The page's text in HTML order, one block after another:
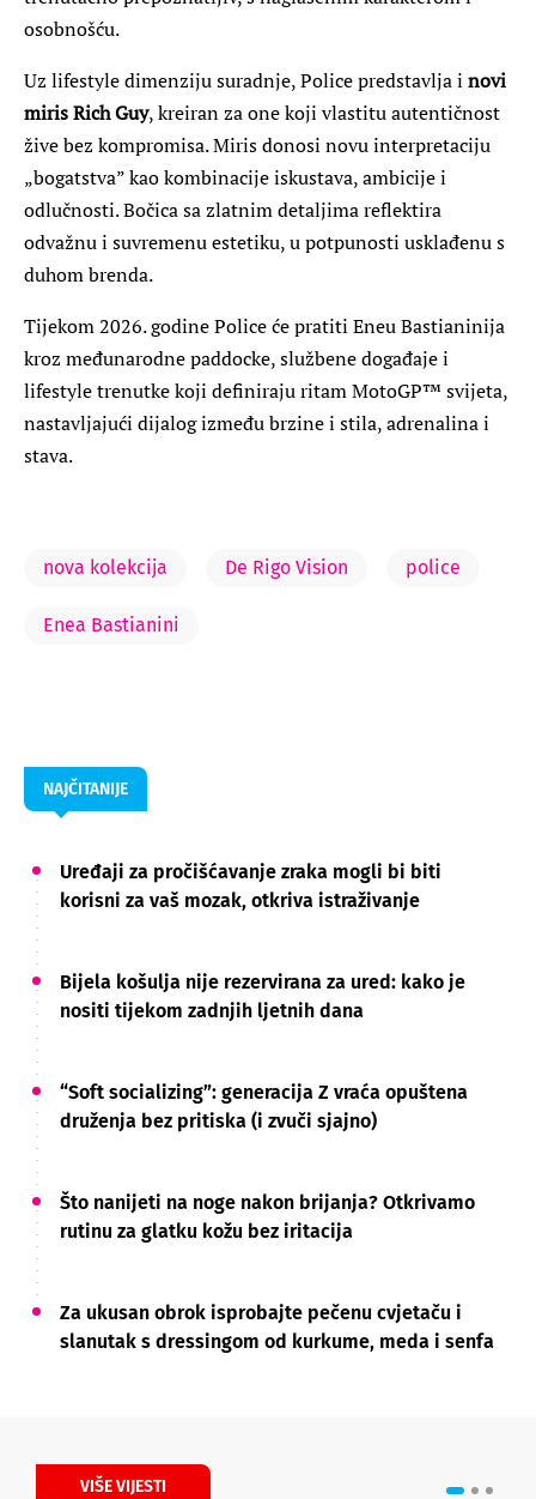
osobnošću.
Uz lifestyle dimenziju suradnje, Police predstavlja i novi
miris Rich Guy, kreiran za one koji vlastitu autentičnost
žive bez kompromisa. Miris donosi novu interpretaciju
„bogatstva” kao kombinacije iskustava, ambicije i
odlučnosti. Bočica sa zlatnim detaljima reflektira
odvažnu i suvremenu estetiku, u potpunosti usklađenu s
duhom brenda.
Tijekom 2026. godine Police će pratiti Eneu Bastianinija
kroz međunarodne paddocke, službene događaje i
lifestyle trenutke koji definiraju ritam MotoGP™ svijeta,
nastavljajući dijalog između brzine i stila, adrenalina i
stava.
nova kolekcija De Rigo Vision police
Enea Bastianini
NAJČITANIJE
Uređaji za pročišćavanje zraka mogli bi biti
korisni za vaš mozak, otkriva istraživanje
Bijela košulja nije rezervirana za ured: kako je
nositi tijekom zadnjih ljetnih dana
“Soft socializing”: generacija Z vraća opuštena
druženja bez pritiska (i zvuči sjajno)
Što nanijeti na noge nakon brijanja? Otkrivamo
rutinu za glatku kožu bez iritacija
Za ukusan obrok isprobajte pečenu cvjetaču i
slanutak s dressingom od kurkume, meda i senfa
VIŠE VIJESTI